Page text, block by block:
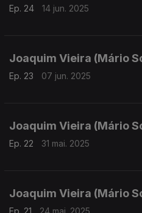
Ep. 24 14 jun. 2025
Joaquim Vieira (Mário
Ep. 23 07 jun. 2025
Joaquim Vieira (Mário
Ep. 22 31 mai. 2025
Joaquim Vieira (Mário
Ep. 21 24 mai. 2025